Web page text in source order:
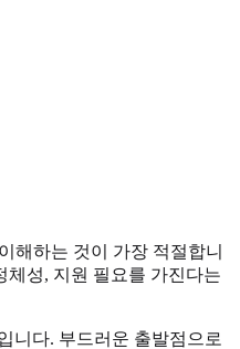
해하는 것이 가장 적절합니
체성, 지원 필요를 가진다는
니다. 부드러운 출발점으로